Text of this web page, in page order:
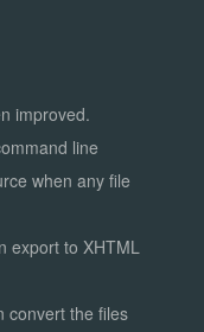
improved.
line
when any file
export to XHTML
convert the files